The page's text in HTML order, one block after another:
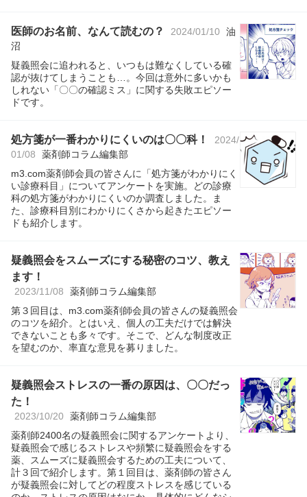
医師のお名前、なんて読むの？ 2024/01/10
油
沼
疑義照会に追われると、いつもは難なくしている確
認が抜けてしまうことも…。今回は意外に多いかも
しれない「〇〇の確認ミス」に関する失敗エピソー
ドです。
処方箋が一番わかりにくいのは〇〇科！
2024/
01/08
薬剤師コラム編集部
m3.com薬剤師会員の皆さんに「処方箋がわかりにく
い診療科目」についてアンケートを実施。どの診療
科の処方箋がわかりにくいのか調査しました。ま
た、診療科目別にわかりにくさから起きたエピソー
ドも紹介します。
疑義照会をスムーズにする秘密のコツ、教え
ます！
2023/11/08 薬剤師コラム編集部
第３回目は、m3.com薬剤師会員の皆さんの疑義照会
のコツを紹介。とはいえ、個人の工夫だけでは解決
できないことも多々です。そこで、どんな制度改正
を望むのか、率直な意見を募りました。
疑義照会ストレスの一番の原因は、〇〇だっ
た！
2023/10/20 薬剤師コラム編集部
薬剤師2400名の疑義照会に関するアンケートより、
疑義照会で感じるストレスや頻繁に疑義照会をする
薬、スムーズに疑義照会するための工夫について、
計３回で紹介します。第１回目は、薬剤師の皆さん
が疑義照会に対してどの程度ストレスを感じている